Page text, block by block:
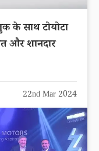
के साथ टोयोटा
और शानदार
22nd Mar 2024